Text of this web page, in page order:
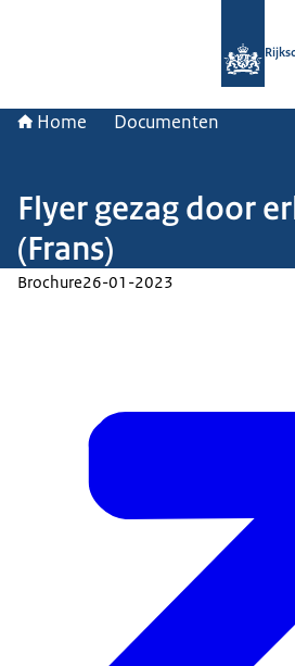
Home Documenten
Flyer gezag door
(Frans)
Brochure26-01-2023